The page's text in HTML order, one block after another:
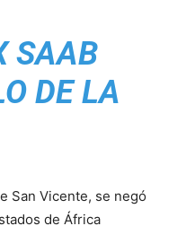
SAAB
DE LA
San Vicente, se negó
de África